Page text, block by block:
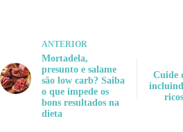
ANTERIOR
Mortadela,
presunto e salame
são low carb? Saiba
o que impede os
bons resultados na
dieta
Cuide